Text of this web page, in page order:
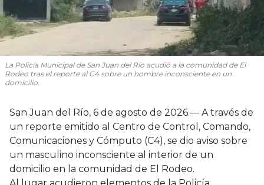
La Policía Municipal de San Juan del Río acudió a la comunidad de El
Rodeo tras el reporte al C4 sobre un hombre inconsciente en un
domicilio.
San Juan del Río, 6 de agosto de 2026.— A través de
un reporte emitido al Centro de Control, Comando,
Comunicaciones y Cómputo (C4), se dio aviso sobre
un masculino inconsciente al interior de un
domicilio en la comunidad de El Rodeo.